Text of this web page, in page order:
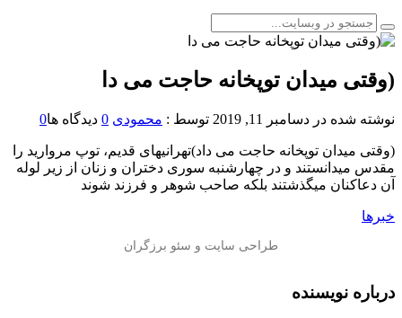
(وقتی میدان توپخانه حاجت می دا
نوشته شده در دسامبر 11, 2019 توسط : محمودی 0 دیدگاه ها0
(وقتی میدان توپخانه حاجت می داد)تهرانیهای قدیم، توپ مروارید را
مقدس میدانستند و در چهارشنبه سوری دختران و زنان از زیر لوله
آن دعاکنان میگذشتند بلکه صاحب شوهر و فرزند شوند
خبرها
درباره نویسنده